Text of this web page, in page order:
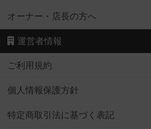
オーナー・店長の方へ
運営者情報
ご利用規約
個人情報保護方針
特定商取引法に基づく表記